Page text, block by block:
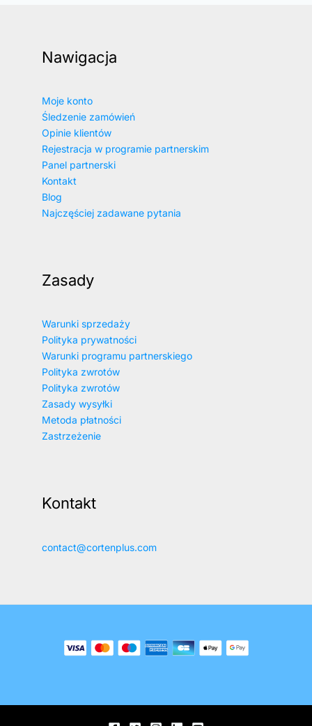
Nawigacja
Moje konto
Śledzenie zamówień
Opinie klientów
Rejestracja w programie partnerskim
Panel partnerski
Kontakt
Blog
Najczęściej zadawane pytania
Zasady
Warunki sprzedaży
Polityka prywatności
Warunki programu partnerskiego
Polityka zwrotów
Polityka zwrotów
Zasady wysyłki
Metoda płatności
Zastrzeżenie
Kontakt
contact@cortenplus.com